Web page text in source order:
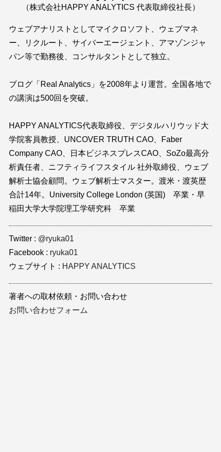
（株式会社HAPPY ANALYTICS 代表取締役社長）
ウェブアナリストとしてマイクロソフト、ウェブマネ
ー、リクルート、サイバーエージェント、アマゾンジャ
パン等で勤務後、コンサルタントとして独立。
ブログ「Real Analytics」を2008年より運営。全国各地で
の講演は500回を突破。
HAPPY ANALYTICS代表取締役、デジタルハリウッド大
学院客員教授、UNCOVER TRUTH CAO、Faber
Company CAO、日本ビジネスプレスCAO、SoZo最高分
析責任者、ニフティライフスタイル 社外取締役、ウェブ
解析士協会顧問。ウェブ解析士マスター。渡米・渡英歴
合計14年。University College London (英国) 卒業・早
稲田大学大学院理工学研究科 卒業
Twitter
@ryuka01
Facebook
ryuka01
ウェブサイト
HAPPY ANALYTICS
著者への取材依頼・お問い合わせ
お問い合わせフォーム